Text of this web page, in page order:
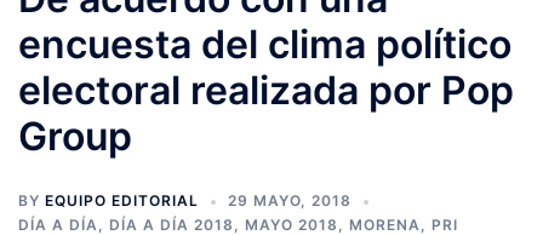
encuesta del clima político
electoral realizada por Pop
Group
BY EQUIPO EDITORIAL
29 MAYO, 2018
DÍA A DÍA, DÍA A DÍA 2018 , MAYO 2018 , MORENA, PRI